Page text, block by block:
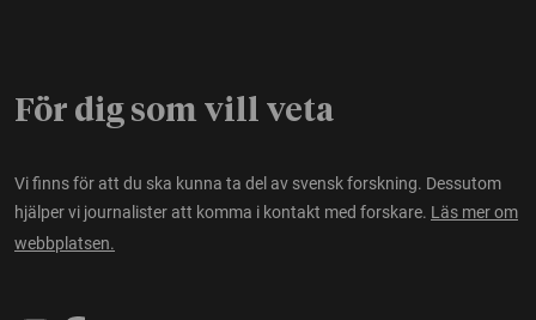
För dig som vill veta
Vi finns för att du ska kunna ta del av svensk forskning. Dessutom
hjälper vi journalister att komma i kontakt med forskare. Läs mer om
webbplatsen.